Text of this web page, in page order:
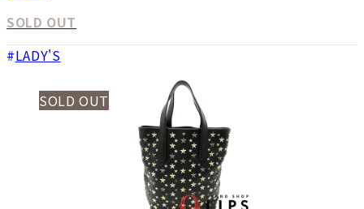
SOLD OUT
LADY'S
SOLD OUT